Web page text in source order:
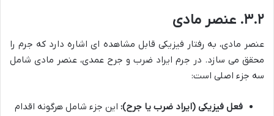
۳.۲. عنصر مادی
عنصر مادی، به رفتار فیزیکی قابل مشاهده ای اشاره دارد که جرم را
محقق می سازد. در جرم ایراد ضرب و جرح عمدی، عنصر مادی شامل
سه جزء اصلی است:
فعل فیزیکی (ایراد ضرب یا جرح): این جزء شامل هرگونه اقدام